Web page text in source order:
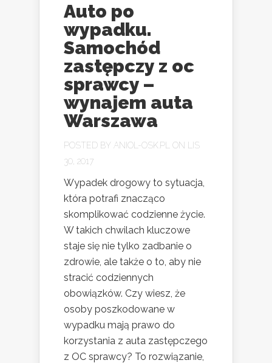
Auto po
wypadku.
Samochód
zastępczy z oc
sprawcy –
wynajem auta
Warszawa
POSTED BY ANIOL-OSK.PL
ON LIS
30, 2017
Wypadek drogowy to sytuacja,
która potrafi znacząco
skomplikować codzienne życie.
W takich chwilach kluczowe
staje się nie tylko zadbanie o
zdrowie, ale także o to, aby nie
stracić codziennych
obowiązków. Czy wiesz, że
osoby poszkodowane w
wypadku mają prawo do
korzystania z auta zastępczego
z OC sprawcy? To rozwiązanie,